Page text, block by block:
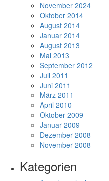
November 2024
Oktober 2014
August 2014
Januar 2014
August 2013
Mai 2013
September 2012
Juli 2011
Juni 2011
März 2011
April 2010
Oktober 2009
Januar 2009
Dezember 2008
November 2008
Kategorien